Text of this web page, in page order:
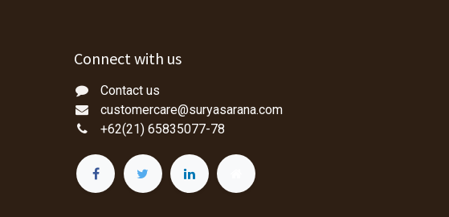
Connect with us
Contact us
customercare@suryasarana.com
+62(21) 65835077-78